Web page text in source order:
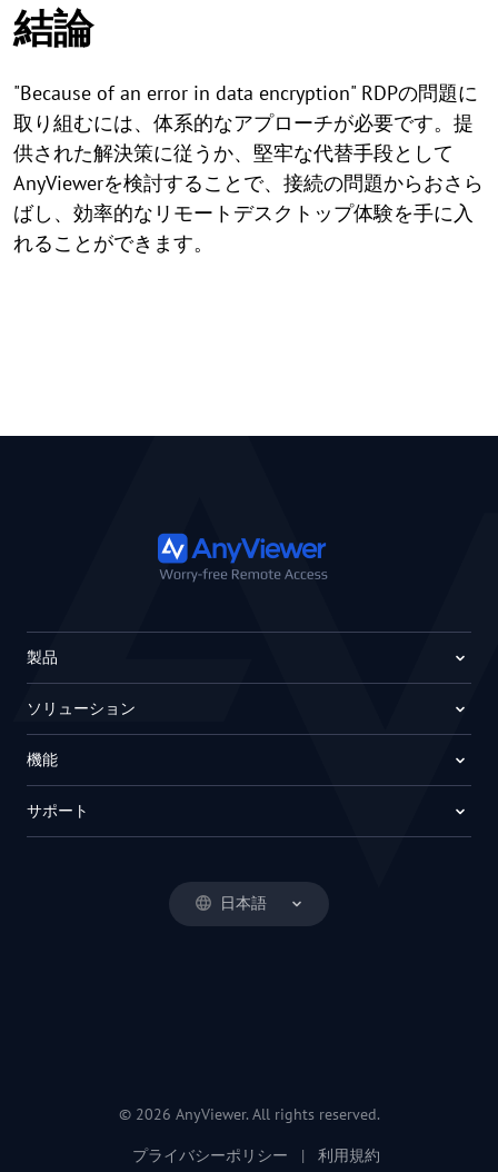
結論
"Because of an error in data encryption" RDPの問題に
取り組むには、体系的なアプローチが必要です。提
供された解決策に従うか、堅牢な代替手段として
AnyViewerを検討することで、接続の問題からおさら
ばし、効率的なリモートデスクトップ体験を手に入
れることができます。
日本語
製品
ソリューション
機能
サポート
© 2026 AnyViewer. All rights reserved.
プライバシーポリシー | 利用規約